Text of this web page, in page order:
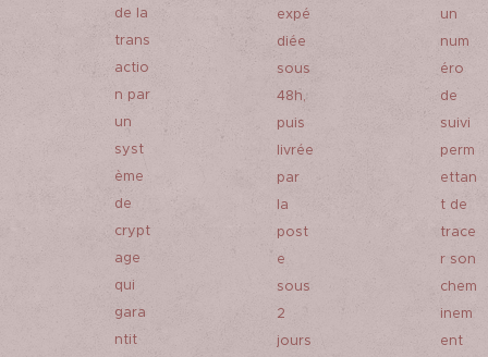
de la
trans
actio
n par
un
syst
ème
de
crypt
age
qui
gara
ntit
expé
diée
sous
48h,
puis
livrée
par
la
post
e
sous
2
jours
un
num
éro
de
suivi
perm
ettan
t de
trace
r son
chem
inem
ent